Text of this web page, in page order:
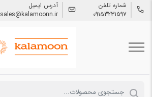
شماره تلفن
09153231597
آدرس ایمیل
sales@kalamoonn.ir